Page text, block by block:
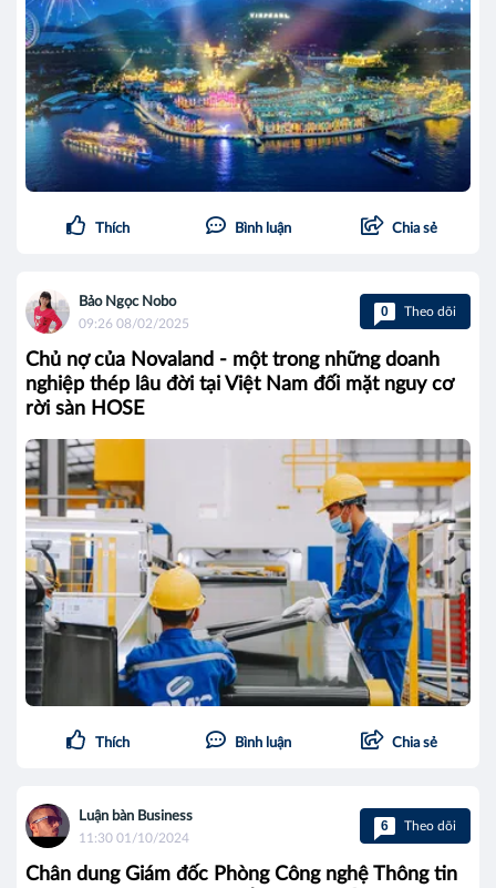
Thích Bình luận Chia sẻ
Bảo Ngọc Nobo
09:26 08/02/2025
0 Theo dõi
Chủ nợ của Novaland - một trong những doanh
nghiệp thép lâu đời tại Việt Nam đối mặt nguy cơ
rời sàn HOSE
Thích Bình luận Chia sẻ
Luận bàn Business
11:30 01/10/2024
6 Theo dõi
Chân dung Giám đốc Phòng Công nghệ Thông tin